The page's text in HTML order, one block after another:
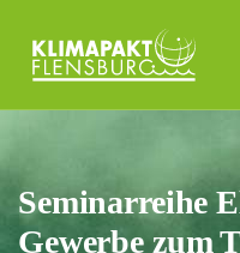
Seminarreihe
Gewerbe zum